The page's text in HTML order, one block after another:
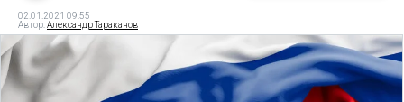
02.01.2021 09:55
Автор:Александр Тараканов